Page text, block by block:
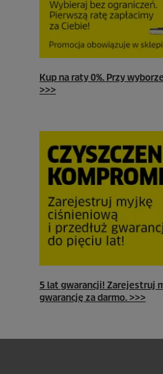
Kup na raty 0%. Przy
>>>
5 lat gwarancji! Zarejestruj
gwarancję za darmo. >>>